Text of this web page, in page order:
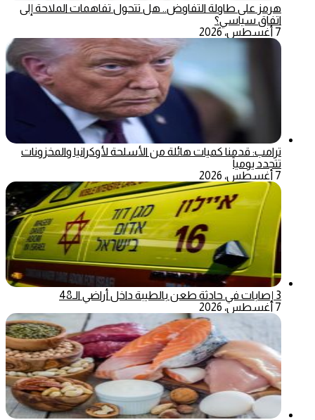
هرمز على طاولة التفاوض.. هل تتحول تفاهمات الملاحة إلى
اتفاق سياسي؟
7 أغسطس، 2026
ترامب: قدمنا كميات هائلة من الأسلحة لأوكرانيا والمخزونات
تتجدد يومياً
7 أغسطس، 2026
3 إصابات في حادثة طعن بالطيبة داخل أراضي الـ48
7 أغسطس، 2026